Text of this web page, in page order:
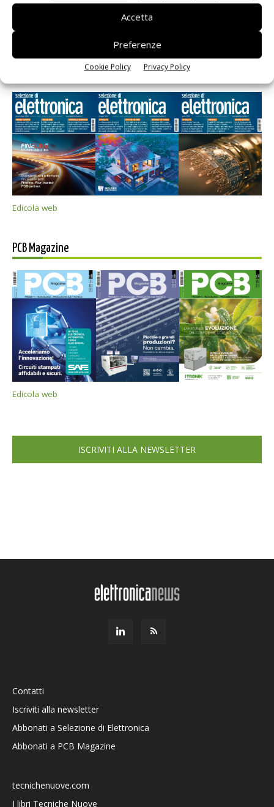
Accetta
Preferenze
Cookie Policy Privacy Policy
Selezione di elettronica
Edicola web
PCB Magazine
Edicola web
ISCRIVITI ALLA NEWSLETTER
Contatti
Iscriviti alla newsletter
Abbonati a Selezione di Elettronica
Abbonati a PCB Magazine
tecnichenuove.com
I libri Tecniche Nuove